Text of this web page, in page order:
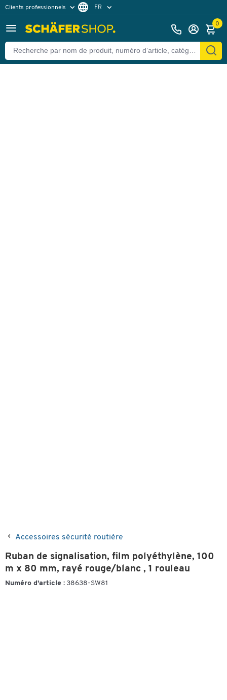
Clients professionnels
Clients particuliers
FR
0
Accessoires sécurité routière
Ruban de signalisation, film polyéthylène, 100
m x 80 mm, rayé rouge/blanc , 1 rouleau
Numéro d'article : 38638-SW81
Retour